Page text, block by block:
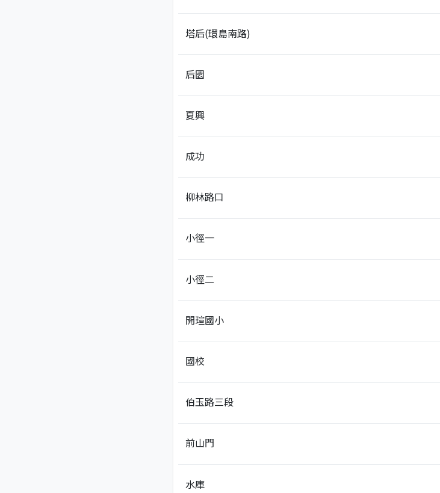
塔后(環島南路)
后園
夏興
成功
柳林路口
小徑一
小徑二
開瑄國小
國校
伯玉路三段
前山門
水庫